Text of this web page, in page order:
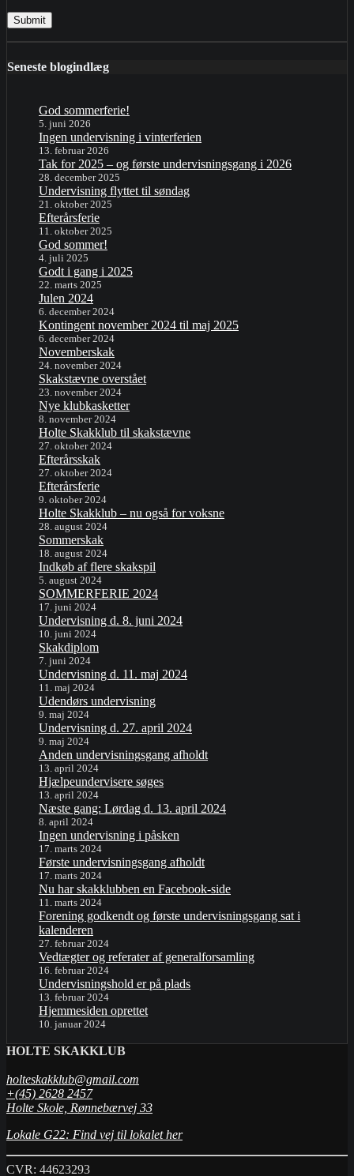
Seneste blogindlæg
God sommerferie!
5. juni 2026
Ingen undervisning i vinterferien
13. februar 2026
Tak for 2025 – og første undervisningsgang i 2026
28. december 2025
Undervisning flyttet til søndag
21. oktober 2025
Efterårsferie
11. oktober 2025
God sommer!
4. juli 2025
Godt i gang i 2025
22. marts 2025
Julen 2024
6. december 2024
Kontingent november 2024 til maj 2025
6. december 2024
Novemberskak
24. november 2024
Skakstævne overstået
23. november 2024
Nye klubkasketter
8. november 2024
Holte Skakklub til skakstævne
27. oktober 2024
Efterårsskak
27. oktober 2024
Efterårsferie
9. oktober 2024
Holte Skakklub – nu også for voksne
28. august 2024
Sommerskak
18. august 2024
Indkøb af flere skakspil
5. august 2024
SOMMERFERIE 2024
17. juni 2024
Undervisning d. 8. juni 2024
10. juni 2024
Skakdiplom
7. juni 2024
Undervisning d. 11. maj 2024
11. maj 2024
Udendørs undervisning
9. maj 2024
Undervisning d. 27. april 2024
9. maj 2024
Anden undervisningsgang afholdt
13. april 2024
Hjælpeundervisere søges
13. april 2024
Næste gang: Lørdag d. 13. april 2024
8. april 2024
Ingen undervisning i påsken
17. marts 2024
Første undervisningsgang afholdt
17. marts 2024
Nu har skakklubben en Facebook-side
11. marts 2024
Forening godkendt og første undervisningsgang sat i
kalenderen
27. februar 2024
Vedtægter og referater af generalforsamling
16. februar 2024
Undervisningshold er på plads
13. februar 2024
Hjemmesiden oprettet
10. januar 2024
HOLTE SKAKKLUB
holteskakklub@gmail.com
+(45) 2628 2457
Holte Skole, Rønnebærvej 33
Lokale G22: Find vej til lokalet her
CVR: 44623293